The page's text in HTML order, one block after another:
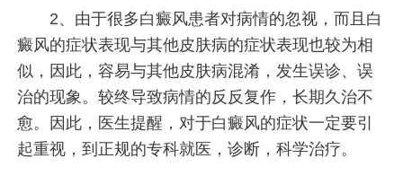
2、由于很多白癜风患者对病情的忽视，而且白
癜风的症状表现与其他皮肤病的症状表现也较为相
似，因此，容易与其他皮肤病混淆，发生误诊、误
治的现象。较终导致病情的反反复作，长期久治不
愈。因此，医生提醒，对于白癜风的症状一定要引
起重视，到正规的专科就医，诊断，科学治疗。